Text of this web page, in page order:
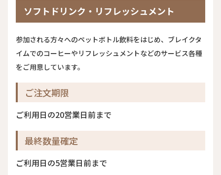
ソフトドリンク・リフレッシュメント
参加される方々へのペットボトル飲料をはじめ、ブレイクタ
イムでのコーヒーやリフレッシュメントなどのサービス各種
をご用意しています。
ご注文期限
ご利用日の20営業日前まで
最終数量確定
ご利用日の5営業日前まで